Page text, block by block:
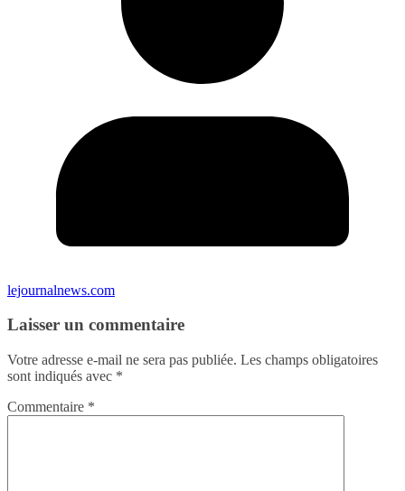
lejournalnews.com
Laisser un commentaire
Votre adresse e-mail ne sera pas publiée. Les champs obligatoires
sont indiqués avec *
Commentaire *